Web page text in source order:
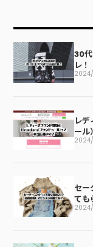
30
レ！
2024/
レ
ール
セー
ても